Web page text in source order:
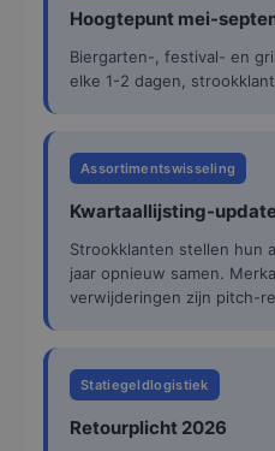
Hoogtepunt mei-
Biergarten-, festival- en
elke 1-2 dagen,
Assortimentswisseling
Kwartaallijsting-
Strookklanten stellen hun
jaar opnieuw samen.
verwijderingen zijn pitch-
Statiegeldlogistiek
Retourplicht 2026